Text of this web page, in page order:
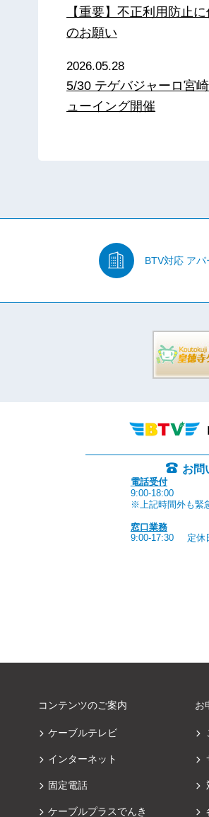
【重要】不正利用防止
のお願い
2026.05.28
5/30 テゲバジャーロ宮
ューイング開催
BTV対応 アパ
お問
電話受付
9:00-18:00
※上記時間外も緊
窓口業務
9:00-17:30
定休
コンテンツのご案内
ケーブルテレビ
インターネット
固定電話
ケーブルプラスでんき
お